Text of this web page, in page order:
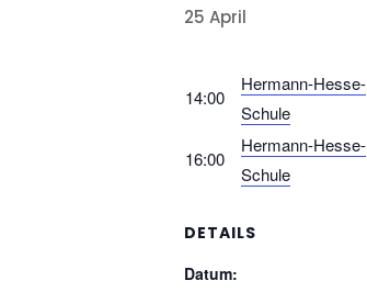
25 April
14:00
Hermann-Hesse-
Schule
16:00
Hermann-Hesse-
Schule
DETAILS
Datum: